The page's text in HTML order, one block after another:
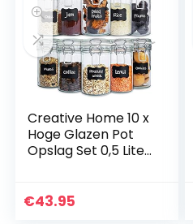
Creative Home 10 x
Hoge Glazen Pot
Opslag Set 0,5 Liter
Bovenste Deksel…
€43.95